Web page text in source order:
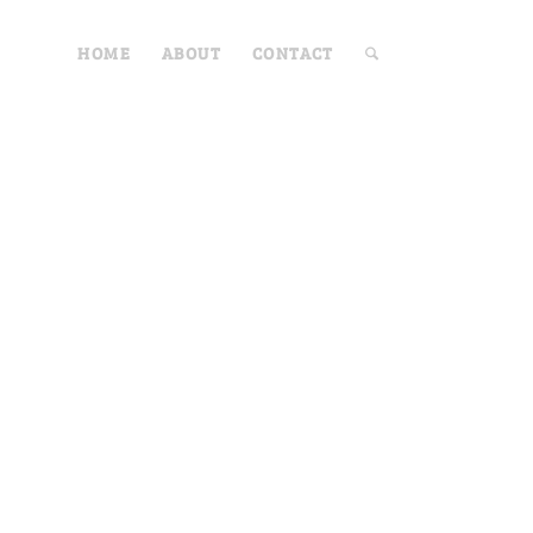
HOME ABOUT CONTACT